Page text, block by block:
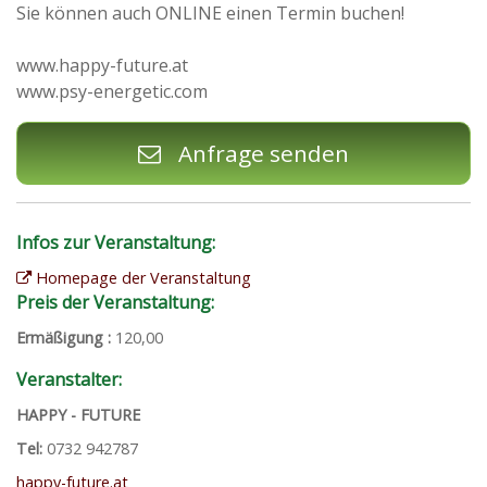
Sie können auch ONLINE einen Termin buchen!
www.happy-future.at
www.psy-energetic.com
Anfrage senden
Infos zur Veranstaltung:
Homepage der Veranstaltung
Preis der Veranstaltung:
Ermäßigung : 120,00
Veranstalter:
HAPPY - FUTURE
Tel: 0732 942787
happy-future.at